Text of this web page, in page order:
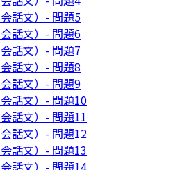
話文）- 問題5
話文）- 問題6
話文）- 問題7
話文）- 問題8
話文）- 問題9
話文）- 問題10
話文）- 問題11
話文）- 問題12
話文）- 問題13